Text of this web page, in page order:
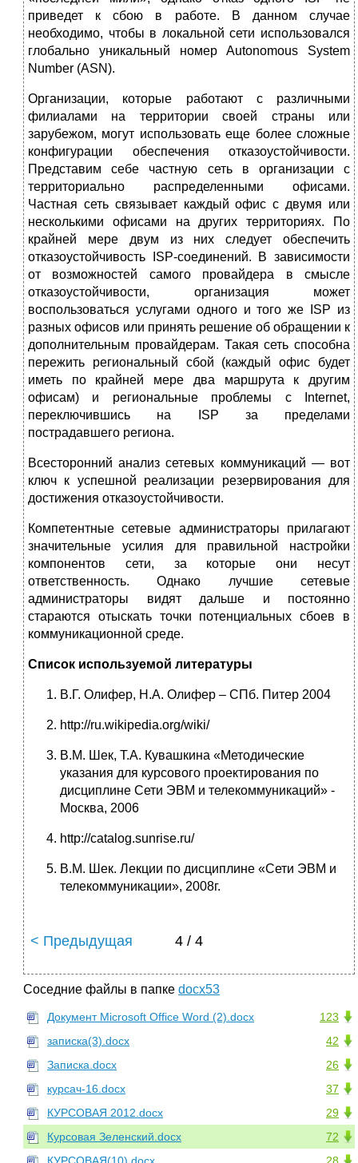
приведет к сбою в работе. В данном случае
необходимо, чтобы в локальной сети использовался
глобально уникальный номер Autonomous System
Number (ASN).
Организации, которые работают с различными
филиалами на территории своей страны или
зарубежом, могут использовать еще более сложные
конфигурации обеспечения отказоустойчивости.
Представим себе частную сеть в организации с
территориально распределенными офисами.
Частная сеть связывает каждый офис с двумя или
несколькими офисами на других территориях. По
крайней мере двум из них следует обеспечить
отказоустойчивость ISP-соединений. В зависимости
от возможностей самого провайдера в смысле
отказоустойчивости, организация может
воспользоваться услугами одного и того же ISP из
разных офисов или принять решение об обращении к
дополнительным провайдерам. Такая сеть способна
пережить региональный сбой (каждый офис будет
иметь по крайней мере два маршрута к другим
офисам) и региональные проблемы с Internet,
переключившись на ISP за пределами
пострадавшего региона.
Всесторонний анализ сетевых коммуникаций — вот
ключ к успешной реализации резервирования для
достижения отказоустойчивости.
Компетентные сетевые администраторы прилагают
значительные усилия для правильной настройки
компонентов сети, за которые они несут
ответственность. Однако лучшие сетевые
администраторы видят дальше и постоянно
стараются отыскать точки потенциальных сбоев в
коммуникационной среде.
Список используемой литературы
В.Г. Олифер, Н.А. Олифер – СПб. Питер 2004
http://ru.wikipedia.org/wiki/
В.М. Шек, Т.А. Кувашкина «Методические
указания для курсового проектирования по
дисциплине Сети ЭВМ и телекоммуникаций» -
Москва, 2006
http://catalog.sunrise.ru/
В.М. Шек. Лекции по дисциплине «Сети ЭВМ и
телекоммуникации», 2008г.
< Предыдущая 4 / 4
Соседние файлы в папке docx53
123
Документ Microsoft Office Word (2).docx
42
записка(3).docx
26
Записка.docx
37
курсач-16.docx
29
КУРСОВАЯ 2012.docx
72
Курсовая Зеленский.docx